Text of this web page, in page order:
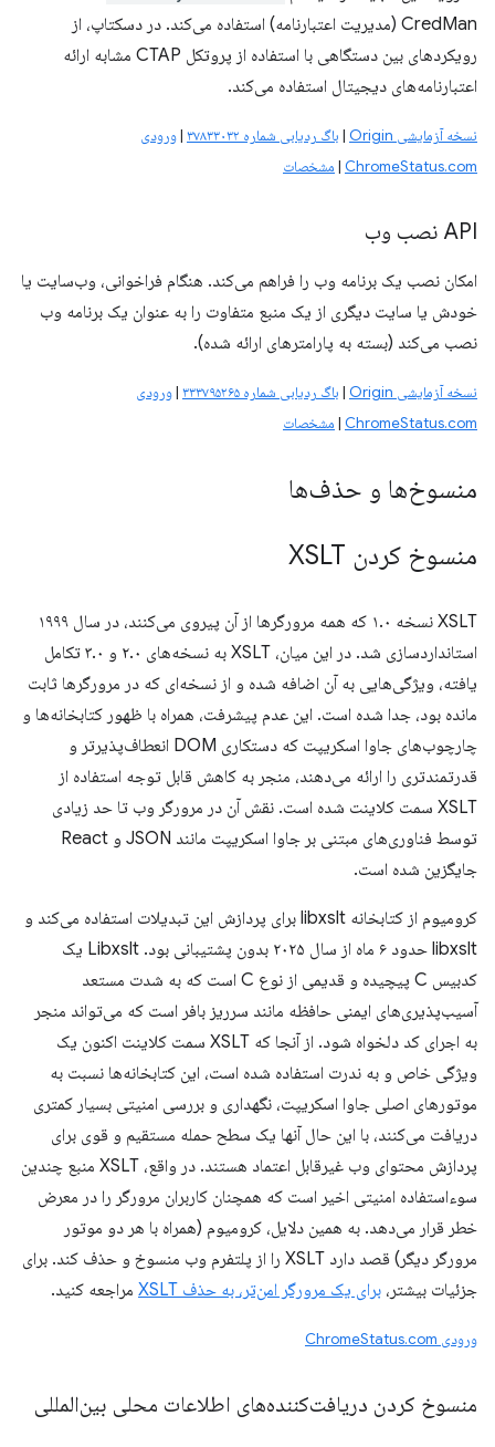
CredMan (مدیریت اعتبارنامه) استفاده می‌کند. در دسکتاپ، از
رویکردهای بین دستگاهی با استفاده از پروتکل CTAP مشابه ارائه
اعتبارنامه‌های دیجیتال استفاده می‌کند.
نسخه آزمایشی Origin | باگ ردیابی شماره ۳۷۸۳۳۰۳۲ |ورودی
ChromeStatus.com
| مشخصات
API نصب وب
امکان نصب یک برنامه وب را فراهم می‌کند. هنگام فراخوانی، وب‌سایت یا
خودش یا سایت دیگری از یک منبع متفاوت را به عنوان یک برنامه وب
نصب می‌کند (بسته به پارامترهای ارائه شده).
نسخه آزمایشی Origin | باگ ردیابی شماره ۳۳۳۷۹۵۲۶۵ |ورودی
ChromeStatus.com
| مشخصات
منسوخ‌ها و حذف‌ها
منسوخ کردن XSLT
XSLT نسخه ۱.۰ که همه مرورگرها از آن پیروی می‌کنند، در سال ۱۹۹۹
استانداردسازی شد. در این میان، XSLT به نسخه‌های ۲.۰ و ۳.۰ تکامل
یافته، ویژگی‌هایی به آن اضافه شده و از نسخه‌ای که در مرورگرها ثابت
مانده بود، جدا شده است. این عدم پیشرفت، همراه با ظهور کتابخانه‌ها و
چارچوب‌های جاوا اسکریپت که دستکاری DOM انعطاف‌پذیرتر و
قدرتمندتری را ارائه می‌دهند، منجر به کاهش قابل توجه استفاده از
XSLT سمت کلاینت شده است. نقش آن در مرورگر وب تا حد زیادی
توسط فناوری‌های مبتنی بر جاوا اسکریپت مانند JSON و React
جایگزین شده است.
کرومیوم از کتابخانه libxslt برای پردازش این تبدیلات استفاده می‌کند و
libxslt حدود ۶ ماه از سال ۲۰۲۵ بدون پشتیبانی بود. Libxslt یک
کدبیس C پیچیده و قدیمی از نوع C است که به شدت مستعد
آسیب‌پذیری‌های ایمنی حافظه مانند سرریز بافر است که می‌تواند منجر
به اجرای کد دلخواه شود. از آنجا که XSLT سمت کلاینت اکنون یک
ویژگی خاص و به ندرت استفاده شده است، این کتابخانه‌ها نسبت به
موتورهای اصلی جاوا اسکریپت، نگهداری و بررسی امنیتی بسیار کمتری
دریافت می‌کنند، با این حال آنها یک سطح حمله مستقیم و قوی برای
پردازش محتوای وب غیرقابل اعتماد هستند. در واقع، XSLT منبع چندین
سوءاستفاده امنیتی اخیر است که همچنان کاربران مرورگر را در معرض
خطر قرار می‌دهد. به همین دلایل، کرومیوم (همراه با هر دو موتور
مرورگر دیگر) قصد دارد XSLT را از پلتفرم وب منسوخ و حذف کند. برای
جزئیات بیشتر، برای یک مرورگر امن‌تر، به حذف XSLT مراجعه کنید.
ورودی ChromeStatus.com
منسوخ کردن دریافت‌کننده‌های اطلاعات محلی بین‌المللی